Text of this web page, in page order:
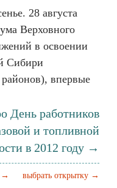
28 августа
Верховного
в освоении
Сибири
впервые
День работников
и топливной
в 2012 году →
выбрать открытку →
→